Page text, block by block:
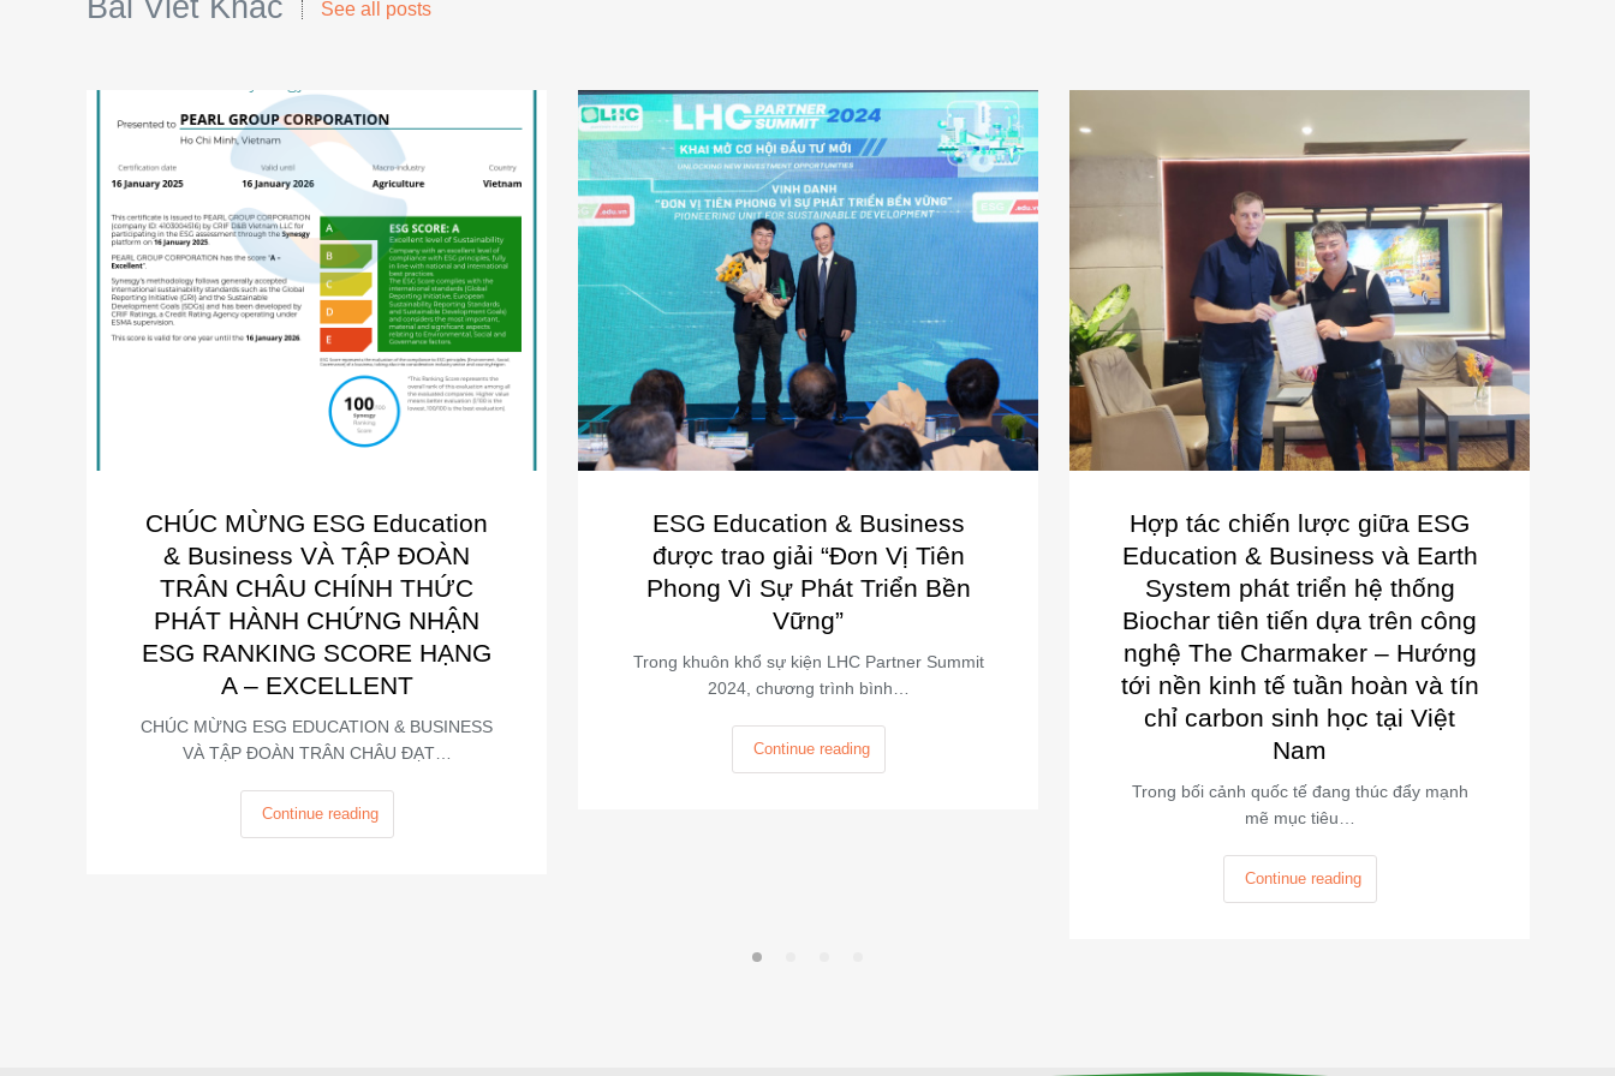
Bài Viết Khác See all posts
CHÚC MỪNG ESG Education
& Business VÀ TẬP ĐOÀN
TRÂN CHÂU CHÍNH THỨC
PHÁT HÀNH CHỨNG NHẬN
ESG RANKING SCORE HẠNG
A – EXCELLENT
CHÚC MỪNG ESG EDUCATION & BUSINESS
VÀ TẬP ĐOÀN TRÂN CHÂU ĐẠT…
Continue reading
ESG Education & Business
được trao giải “Đơn Vị Tiên
Phong Vì Sự Phát Triển Bền
Vững”
Trong khuôn khổ sự kiện LHC Partner Summit
2024, chương trình bình…
Continue reading
Hợp tác chiến lược giữa ESG
Education & Business và Earth
System phát triển hệ thống
Biochar tiên tiến dựa trên công
nghệ The Charmaker – Hướng
tới nền kinh tế tuần hoàn và tín
chỉ carbon sinh học tại Việt
Nam
Trong bối cảnh quốc tế đang thúc đẩy mạnh
mẽ mục tiêu…
Continue reading